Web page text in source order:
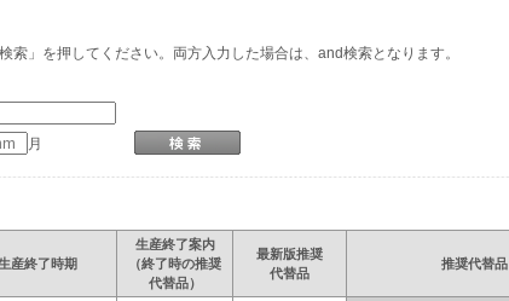
」を押してください。両方入力した場合は、and検索となります。
月
産終了時期
生産終了案内
（終了時の推奨
代替品）
最新版推奨
代替品
推奨代替品